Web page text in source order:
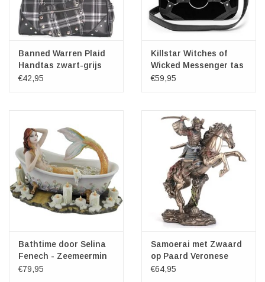
Banned Warren Plaid
Handtas zwart-grijs
€42,95
Killstar Witches of
Wicked Messenger tas
€59,95
Bathtime door Selina
Fenech - Zeemeermin
in een Badkuip
€79,95
Samoerai met Zwaard
op Paard Veronese
Design
€64,95